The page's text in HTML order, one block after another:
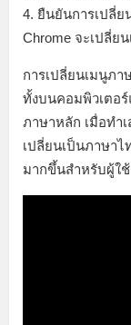
4. ยืนยันการเปลี่
Chrome จะเปลี่ย
การเปลี่ยนเมนูภา
ทั้งบนคอมพิวเตอร์
ภาษาหลัก เมื่อทำ
เปลี่ยนเป็นภาษาไ
มากขึ้นสำหรับผู้ใ